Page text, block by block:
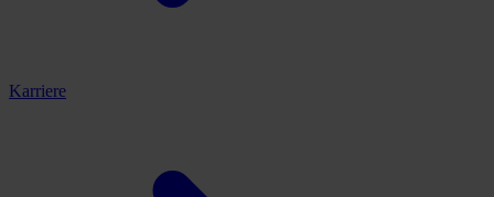
Karriere